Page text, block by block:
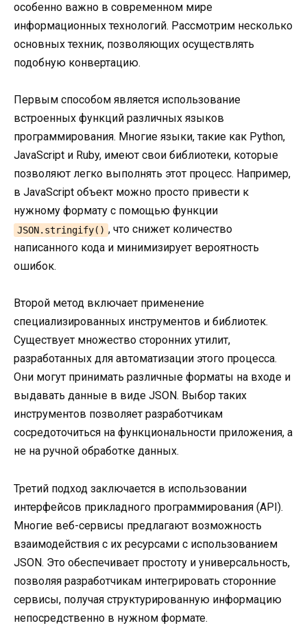
особенно важно в современном мире
информационных технологий. Рассмотрим несколько
основных техник, позволяющих осуществлять
подобную конвертацию.
Первым способом является использование
встроенных функций различных языков
программирования. Многие языки, такие как Python,
JavaScript и Ruby, имеют свои библиотеки, которые
позволяют легко выполнять этот процесс. Например,
в JavaScript объект можно просто привести к
нужному формату с помощью функции
JSON.stringify() , что снижет количество
написанного кода и минимизирует вероятность
ошибок.
Второй метод включает применение
специализированных инструментов и библиотек.
Существует множество сторонних утилит,
разработанных для автоматизации этого процесса.
Они могут принимать различные форматы на входе и
выдавать данные в виде JSON. Выбор таких
инструментов позволяет разработчикам
сосредоточиться на функциональности приложения, а
не на ручной обработке данных.
Третий подход заключается в использовании
интерфейсов прикладного программирования (API).
Многие веб-сервисы предлагают возможность
взаимодействия с их ресурсами с использованием
JSON. Это обеспечивает простоту и универсальность,
позволяя разработчикам интегрировать сторонние
сервисы, получая структурированную информацию
непосредственно в нужном формате.